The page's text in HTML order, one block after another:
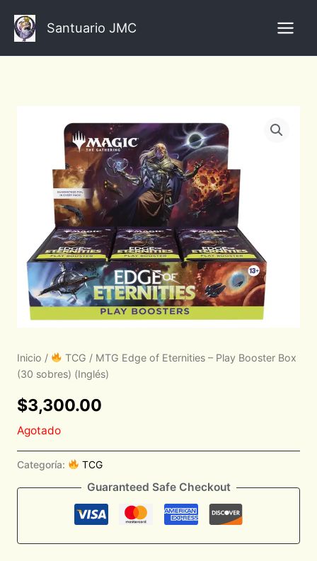
contenido
Santuario JMC
Inicio / TCG / MTG Edge of Eternities – Play Booster Box
(30 sobres) (Inglés)
$3,300.00
Agotado
Categoría: TCG
Guaranteed Safe Checkout